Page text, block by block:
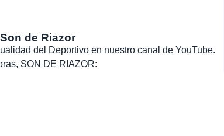
de Riazor
del Deportivo en nuestro canal de YouTube.
SON DE RIAZOR: